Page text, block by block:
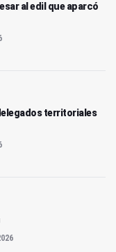
al edil que aparcó
territoriales